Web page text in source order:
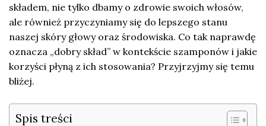
składem, nie tylko dbamy o zdrowie swoich włosów,
ale również przyczyniamy się do lepszego stanu
naszej skóry głowy oraz środowiska. Co tak naprawdę
oznacza „dobry skład” w kontekście szamponów i jakie
korzyści płyną z ich stosowania? Przyjrzyjmy się temu
bliżej.
Spis treści